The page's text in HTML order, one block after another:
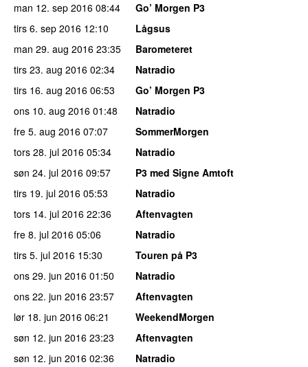
man 12. sep 2016 08:44
Go’ Morgen P3
tirs 6. sep 2016 12:10
Lågsus
man 29. aug 2016 23:35
Barometeret
tirs 23. aug 2016 02:34
Natradio
tirs 16. aug 2016 06:53
Go’ Morgen P3
ons 10. aug 2016 01:48
Natradio
fre 5. aug 2016 07:07
SommerMorgen
tors 28. jul 2016 05:34
Natradio
søn 24. jul 2016 09:57
P3 med Signe Amtoft
tirs 19. jul 2016 05:53
Natradio
tors 14. jul 2016 22:36
Aftenvagten
fre 8. jul 2016 05:06
Natradio
tirs 5. jul 2016 15:30
Touren på P3
ons 29. jun 2016 01:50
Natradio
ons 22. jun 2016 23:57
Aftenvagten
lør 18. jun 2016 06:21
WeekendMorgen
søn 12. jun 2016 23:23
Aftenvagten
søn 12. jun 2016 02:36 Natradio